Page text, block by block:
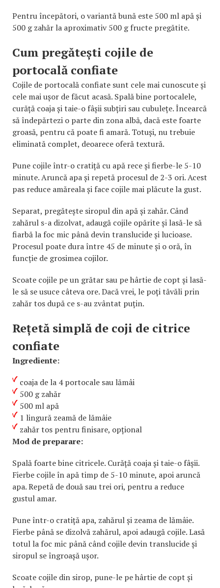
Pentru începători, o variantă bună este 500 ml apă și
500 g zahăr la aproximativ 500 g fructe pregătite.
Cum pregătești cojile de
portocală confiate
Cojile de portocală confiate sunt cele mai cunoscute și
cele mai ușor de făcut acasă. Spală bine portocalele,
curăță coaja și taie-o fâșii subțiri sau cubulețe. Încearcă
să îndepărtezi o parte din zona albă, dacă este foarte
groasă, pentru că poate fi amară. Totuși, nu trebuie
eliminată complet, deoarece oferă textură.
Pune cojile într-o cratiță cu apă rece și fierbe-le 5-10
minute. Aruncă apa și repetă procesul de 2-3 ori. Acest
pas reduce amăreala și face cojile mai plăcute la gust.
Separat, pregătește siropul din apă și zahăr. Când
zahărul s-a dizolvat, adaugă cojile opărite și lasă-le să
fiarbă la foc mic până devin translucide și lucioase.
Procesul poate dura între 45 de minute și o oră, în
funcție de grosimea cojilor.
Scoate cojile pe un grătar sau pe hârtie de copt și lasă-
le să se usuce câteva ore. Dacă vrei, le poți tăvăli prin
zahăr tos după ce s-au zvântat puțin.
Rețetă simplă de coji de citrice
confiate
Ingrediente:
coaja de la 4 portocale sau lămâi
500 g zahăr
500 ml apă
1 lingură zeamă de lămâie
zahăr tos pentru finisare, opțional
Mod de preparare:
Spală foarte bine citricele. Curăță coaja și taie-o fâșii.
Fierbe cojile în apă timp de 5-10 minute, apoi aruncă
apa. Repetă de două sau trei ori, pentru a reduce
gustul amar.
Pune într-o cratiță apa, zahărul și zeama de lămâie.
Fierbe până se dizolvă zahărul, apoi adaugă cojile. Lasă
totul la foc mic până când cojile devin translucide și
siropul se îngroașă ușor.
Scoate cojile din sirop, pune-le pe hârtie de copt și